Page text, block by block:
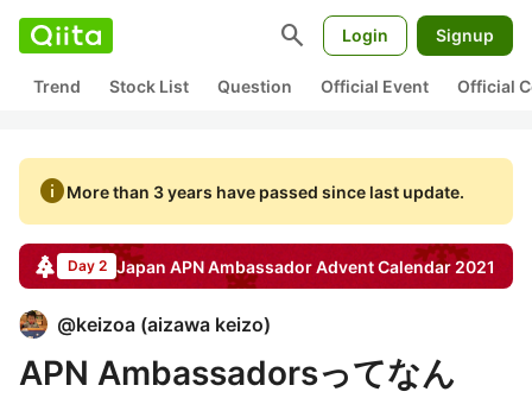
search Login Signup
Trend Stock List Question Official Event Official
infoMore than 3 years have passed since last update.
Day 2 Japan APN AmbassadorAdvent Calendar 2021
@keizoa (aizawa keizo)
APN Ambassadorsってなん